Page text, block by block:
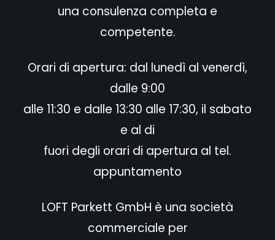
una consulenza completa e
competente.
Orari di apertura: dal lunedì al venerdì,
dalle 9:00
alle 11:30 e dalle 13:30 alle 17:30, il sabato
e al di
fuori degli orari di apertura al tel.
appuntamento
LOFT Parkett GmbH è una società
commerciale per